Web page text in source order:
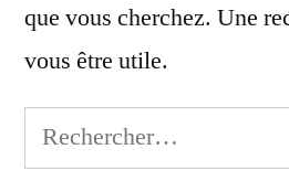
que vous cherchez. Une
vous être utile.
Rechercher :